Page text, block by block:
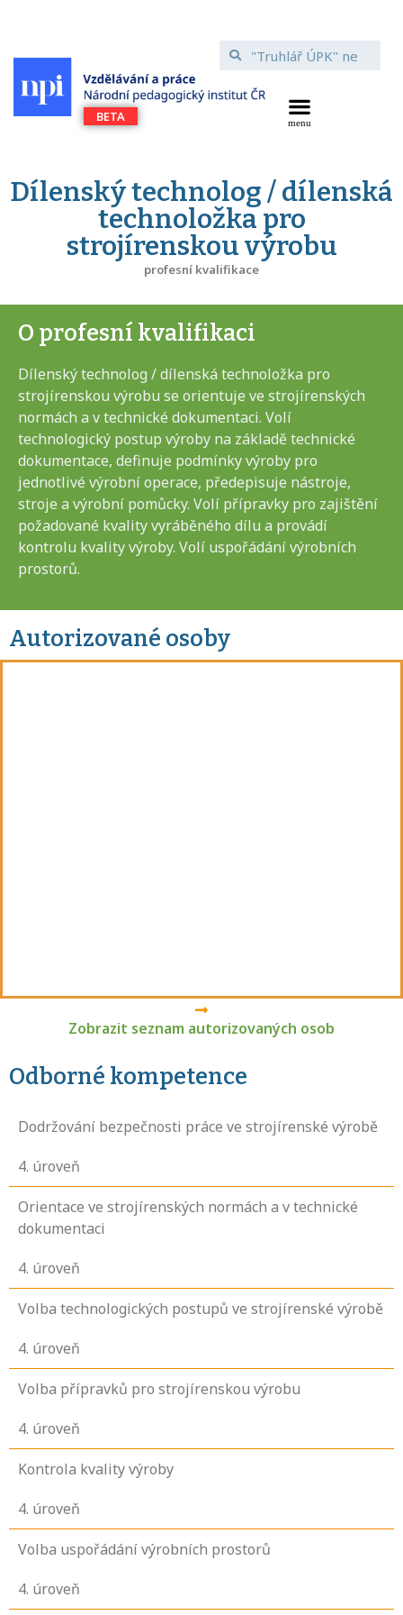
Dílenský technolog / dílenská
technoložka pro
strojírenskou výrobu
profesní kvalifikace
O profesní kvalifikaci
Dílenský technolog / dílenská technoložka pro
strojírenskou výrobu se orientuje ve strojírenských
normách a v technické dokumentaci. Volí
technologický postup výroby na základě technické
dokumentace, definuje podmínky výroby pro
jednotlivé výrobní operace, předepisuje nástroje,
stroje a výrobní pomůcky. Volí přípravky pro zajištění
požadované kvality vyráběného dílu a provádí
kontrolu kvality výroby. Volí uspořádání výrobních
prostorů.
Autorizované osoby
Zobrazit seznam autorizovaných osob
Odborné kompetence
Dodržování bezpečnosti práce ve strojírenské výrobě
4. úroveň
Orientace ve strojírenských normách a v technické
dokumentaci
4. úroveň
Volba technologických postupů ve strojírenské výrobě
4. úroveň
Volba přípravků pro strojírenskou výrobu
4. úroveň
Kontrola kvality výroby
4. úroveň
Volba uspořádání výrobních prostorů
4. úroveň